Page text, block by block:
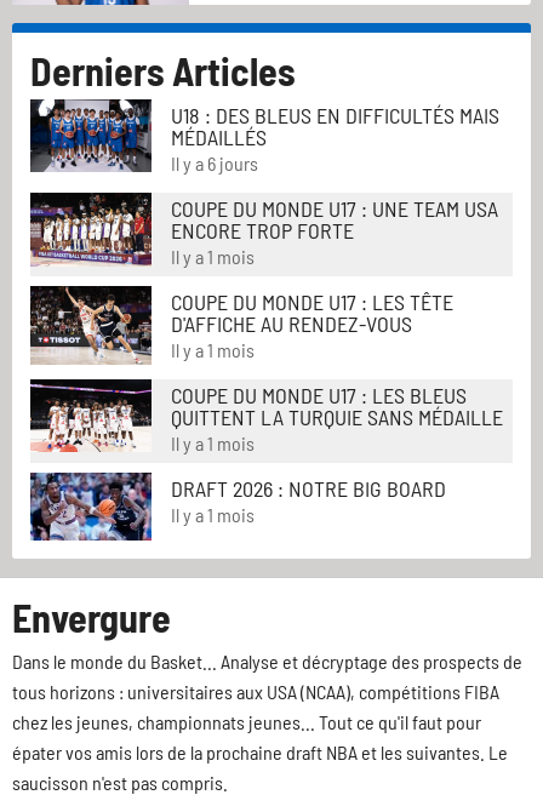
Derniers Articles
U18 : DES BLEUS EN DIFFICULTÉS MAIS
MÉDAILLÉS
Il y a 6 jours
COUPE DU MONDE U17 : UNE TEAM USA
ENCORE TROP FORTE
Il y a 1 mois
COUPE DU MONDE U17 : LES TÊTE
D'AFFICHE AU RENDEZ-VOUS
Il y a 1 mois
COUPE DU MONDE U17 : LES BLEUS
QUITTENT LA TURQUIE SANS MÉDAILLE
Il y a 1 mois
DRAFT 2026 : NOTRE BIG BOARD
Il y a 1 mois
Envergure
Dans le monde du Basket... Analyse et décryptage des prospects de
tous horizons : universitaires aux USA (NCAA), compétitions FIBA
chez les jeunes, championnats jeunes... Tout ce qu'il faut pour
épater vos amis lors de la prochaine draft NBA et les suivantes. Le
saucisson n'est pas compris.